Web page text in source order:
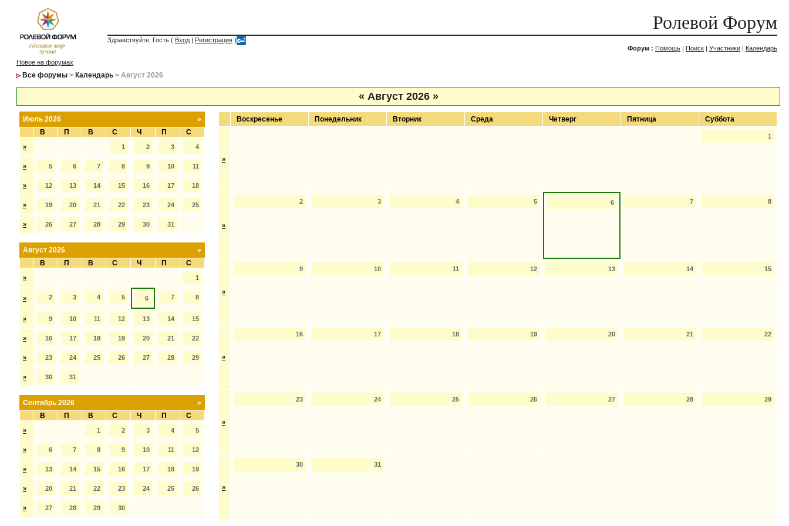
Ролевой Форум
Здравствуйте, Гость ( Вход | Регистрация )
Форум : Помощь | Поиск | Участники | Календарь
Новое на форумах
Все форумы > Календарь > Август 2026
« Август 2026 »
»
Июль 2026
В
П В С Ч П С
» 1 2 3 4
» 5 6 7 8 9 10 11
» 12 13 14 15 16 17 18
» 19 20 21 22 23 24 25
» 26 27 28 29 30 31
»
Август 2026
В
П В С Ч П С
» 1
» 2 3 4 5 6 7 8
» 9 10 11 12 13 14 15
» 16 17 18 19 20 21 22
» 23 24 25 26 27 28 29
» 30 31
»
Сентябрь 2026
В
П В С Ч П С
» 1 2 3 4 5
» 6 7 8 9 10 11 12
» 13 14 15 16 17 18 19
» 20 21 22 23 24 25 26
» 27 28 29 30
Воскресенье Понедельник Вторник Среда Четверг Пятница Суббота
»
1
»
2 3 4 5 6 7 8
»
9 10 11 12 13 14 15
»
16 17 18 19 20 21 22
»
23 24 25 26 27 28 29
»
30 31